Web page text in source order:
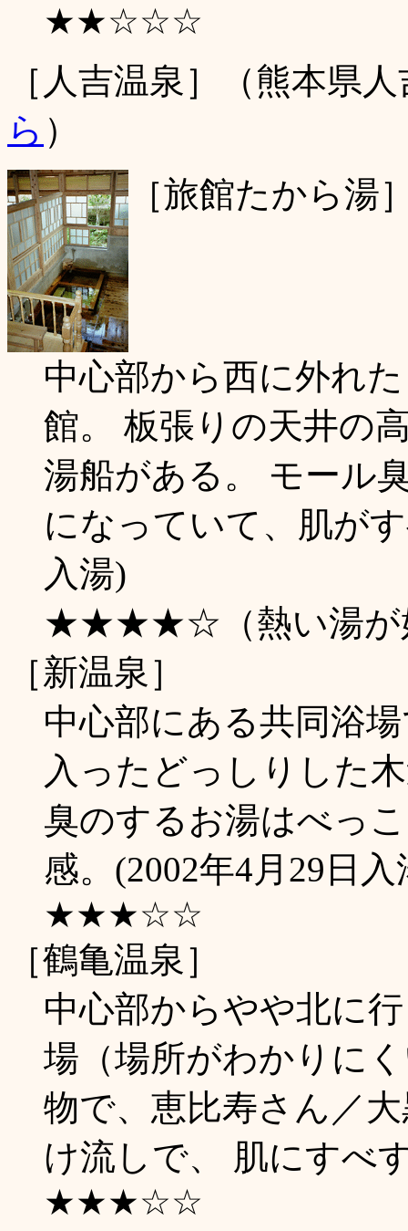
★★☆☆☆
［人吉温泉］（熊本県
ら ）
［旅館たから湯
中心部から西に外れ
館。 板張りの天井の
湯船がある。 モール
になっていて、肌が
入湯)
★★★★☆（熱い湯が
［新温泉］
中心部にある共同浴
入ったどっしりした
臭のするお湯はべっ
感。(2002年4月29日入
★★★☆☆
［鶴亀温泉］
中心部からやや北に
場（場所がわかりに
物で、恵比寿さん／
け流しで、 肌にすべ
★★★☆☆